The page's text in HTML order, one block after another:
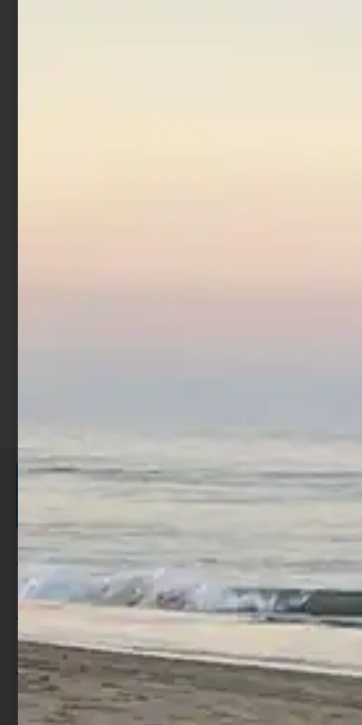
ISCRIVITI E RICEVI 3,50€ DI
SCONTO >
Per ogni acquisto accumuli ulteriori
punti;
Utilizza i punti per ricevere uno
sconto;
I punti sono indicati nella pagina
prodotto;